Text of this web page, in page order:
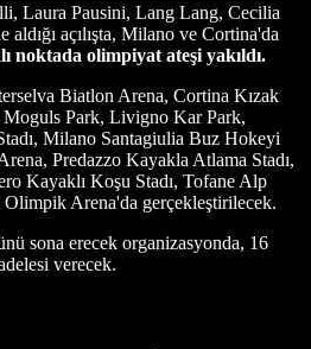
Laura Pausini, Lang Lang, Cecilia
aldığı açılışta, Milano ve Cortina'da
noktada olimpiyat ateşi yakıldı.
Biatlon Arena, Cortina Kızak
Park, Livigno Kar Park,
Milano Santagiulia Buz Hokeyi
Predazzo Kayakla Atlama Stadı,
Kayaklı Koşu Stadı, Tofane Alp
Arena'da gerçekleştirilecek.
sona erecek organizasyonda, 16
verecek.